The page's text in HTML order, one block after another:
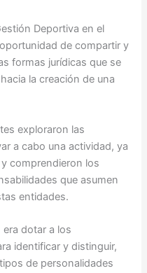
Deportiva en el
de compartir y
formas jurídicas que se
la creación de una
exploraron las
a cabo una actividad, ya
comprendieron los
que asumen
entidades.
dotar a los
identificar y distinguir,
de personalidades